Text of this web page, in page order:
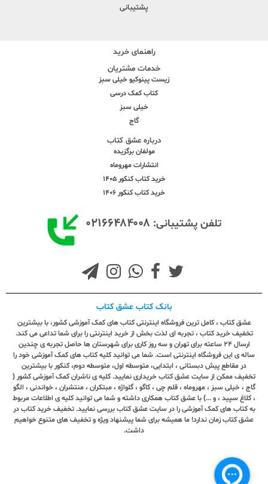
پشتیبانی
راهنمای خرید
خدمات مشتریان
زیست پینوکیو خیلی سبز
کتاب کمک درسی
خیلی سبز
گاج
درباره عشق کتاب
مولفان برگزیده
انتشارات مهروماه
خرید کتاب کنکور 1405
خرید کتاب کنکور 1406
تلفن پشتیبانی: ۰۲۱۶۶۴۸۴۰۰۸
بانک کتاب عشق کتاب
عشق کتاب ، کامل ترین فروشگاه اینترنتی کتاب های کمک آموزشی کشور، با بیشترین
تخفیف خرید کتاب ، تجربه ای لذت بخش از خرید اینترنتی را برای شما تداعی می کند.
ارسال ٢٤ ساعته برای تهران و سه روز کاری برای شهرستان ها حاصل تجربه ی چندین
ساله ی این فروشگاه اینترنتی است. شما می توانید کلیه کتاب های کمک آموزشی خود را
در مقاطع پیش دبستانی ، ابتدایی، متوسطه اول، متوسطه دوم، کنکور با بیشترین
تخفیف ممکن از سایت عشق کتاب خریداری نمایید. کلیه ی ناشران کمک آموزشی کشور (
گاج ، خیلی سبز ، مهروماه ، قلم چی ، کاگو ، گلواژه ، مبتکران ، منتشران ، خواندنی ، الگو
، کلاغ سپید ، و ...) با عشق کتاب همکاری داشته و شما می توانید کلیه ی اطلاعات مربوط
به کتاب های کمک آموزشی را در سایت عشق کتاب بررسی نمایید. تخفیف خرید کتاب در
عشق کتاب زمان ندارد! ما همیشه برای شما پیشنهاد ویژه و تخفیف های متنوع خواهیم
داشت.